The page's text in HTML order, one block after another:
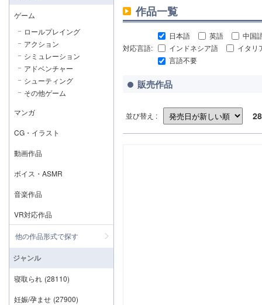
作品一覧
対応言語:
日本語 英語
中国
インドネシア語
イタリ
言語不要
販売作品
並び替え : 28
ゲーム
ロールプレイング
アクション
シミュレーション
アドベンチャー
シューティング
その他ゲーム
マンガ
CG・イラスト
動画作品
ボイス・ASMR
音楽作品
VR対応作品
他の作品形式で探す
ジャンル
寝取られ (28110)
妊娠/孕ませ (27900)